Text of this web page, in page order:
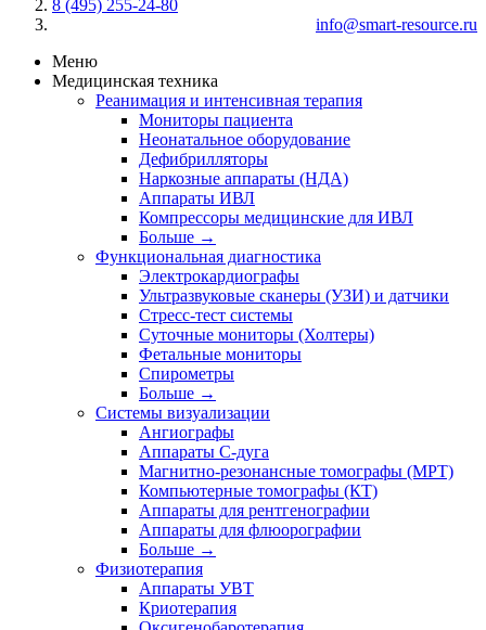
8 (495) 255-24-80
info@smart-resource.ru
Меню
Медицинская техника
Реанимация и интенсивная терапия
Мониторы пациента
Неонатальное оборудование
Дефибрилляторы
Наркозные аппараты (НДА)
Аппараты ИВЛ
Компрессоры медицинские для ИВЛ
Больше →
Функциональная диагностика
Электрокардиографы
Ультразвуковые сканеры (УЗИ) и датчики
Стресс-тест системы
Суточные мониторы (Холтеры)
Фетальные мониторы
Спирометры
Больше →
Системы визуализации
Ангиографы
Аппараты C-дуга
Магнитно-резонансные томографы (МРТ)
Компьютерные томографы (КТ)
Аппараты для рентгенографии
Аппараты для флюорографии
Больше →
Физиотерапия
Аппараты УВТ
Криотерапия